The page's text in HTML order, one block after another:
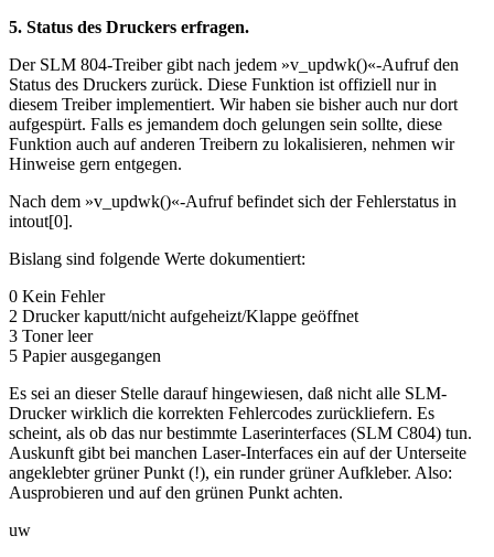
5. Status des Druckers erfragen.
Der SLM 804-Treiber gibt nach jedem »v_updwk()«-Aufruf den
Status des Druckers zurück. Diese Funktion ist offiziell nur in
diesem Treiber implementiert. Wir haben sie bisher auch nur dort
aufgespürt. Falls es jemandem doch gelungen sein sollte, diese
Funktion auch auf anderen Treibern zu lokalisieren, nehmen wir
Hinweise gern entgegen.
Nach dem »v_updwk()«-Aufruf befindet sich der Fehlerstatus in
intout[0].
Bislang sind folgende Werte dokumentiert:
0 Kein Fehler
2 Drucker kaputt/nicht aufgeheizt/Klappe geöffnet
3 Toner leer
5 Papier ausgegangen
Es sei an dieser Stelle darauf hingewiesen, daß nicht alle SLM-
Drucker wirklich die korrekten Fehlercodes zurückliefern. Es
scheint, als ob das nur bestimmte Laserinterfaces (SLM C804) tun.
Auskunft gibt bei manchen Laser-Interfaces ein auf der Unterseite
angeklebter grüner Punkt (!), ein runder grüner Aufkleber. Also:
Ausprobieren und auf den grünen Punkt achten.
uw